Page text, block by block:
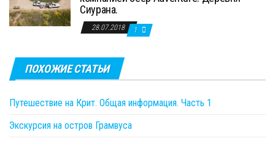
Сиурана.
28.07.2018 1
ПОХОЖИЕ СТАТЬИ
Путешествие на Крит. Общая информация. Часть 1
Экскурсия на остров Грамвуса